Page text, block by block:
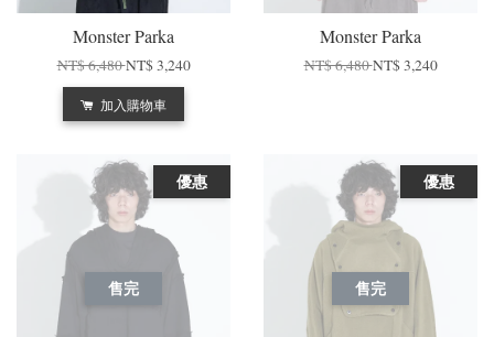
Monster Parka
NT$ 6,480NT$ 3,240
加入購物車
Monster Parka
NT$ 6,480NT$ 3,240
優惠
售完
優惠
售完